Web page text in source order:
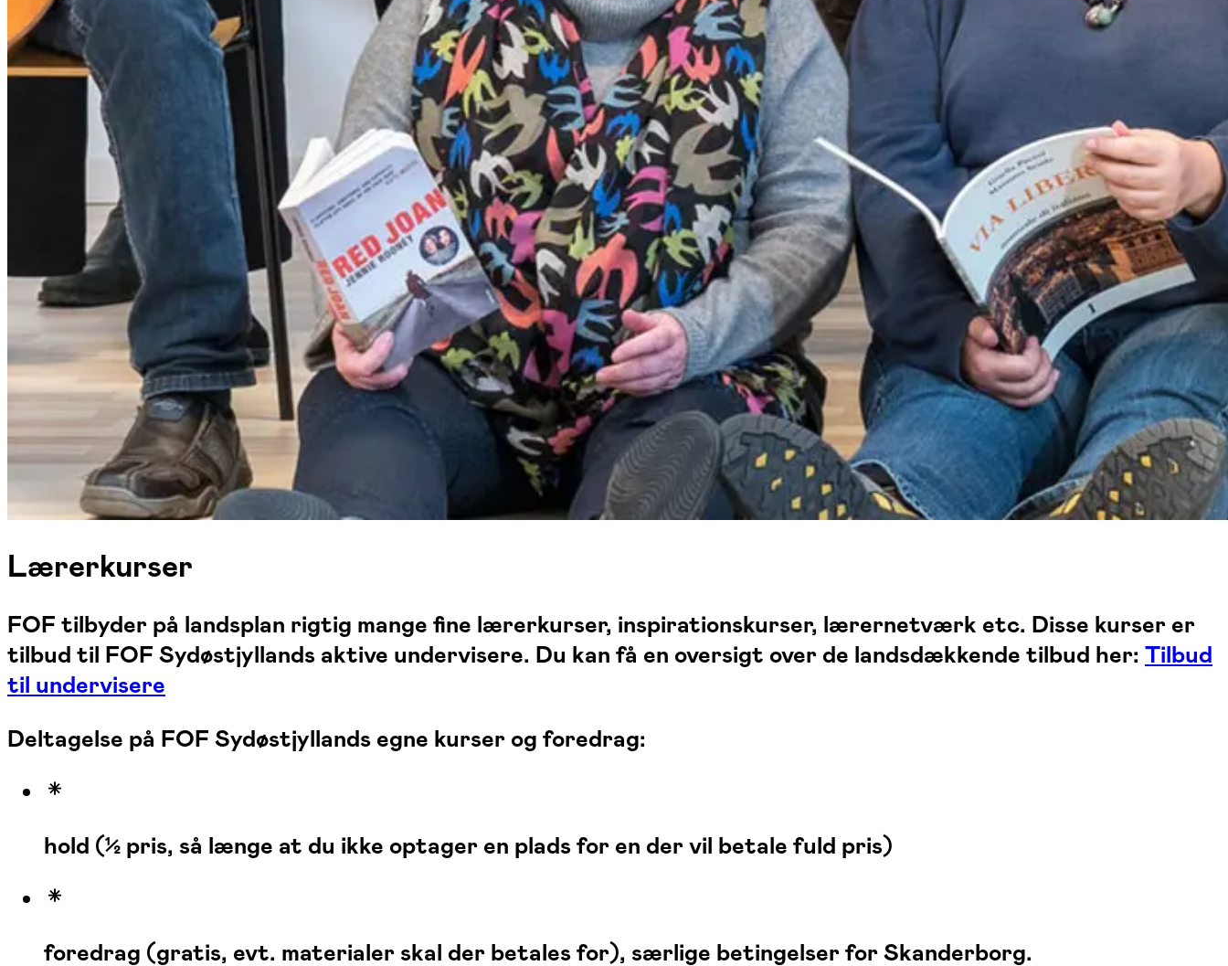
Lærerkurser
FOF tilbyder på landsplan rigtig mange fine lærerkurser, inspirationskurser, lærernetværk etc. Disse kurser er
tilbud til FOF Sydøstjyllands aktive undervisere. Du kan få en oversigt over de landsdækkende tilbud her: Tilbud
til undervisere
Deltagelse på FOF Sydøstjyllands egne kurser og foredrag:
hold (½ pris, så længe at du ikke optager en plads for en der vil betale fuld pris)
foredrag (gratis, evt. materialer skal der betales for), særlige betingelser for Skanderborg.